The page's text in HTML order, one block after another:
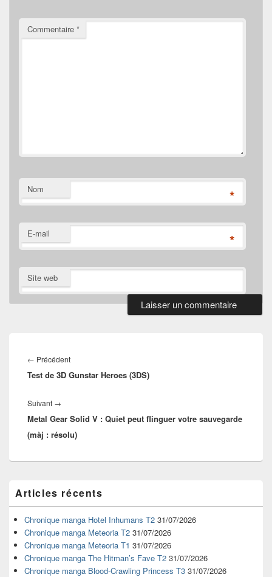
Commentaire *
Nom *
E-mail *
Site web
de
l’article
← PrécédentArticle
précédent :
Test de 3D Gunstar Heroes (3DS)
Suivant →
suivant :
Metal Gear Solid V : Quiet peut flinguer votre sauvegarde
(màj : résolu)
principale
de
widget
pour
barre
latérale
Articles récents
Chronique manga Hotel Inhumans T2 31/07/2026
Chronique manga Meteoria T2 31/07/2026
Chronique manga Meteoria T1 31/07/2026
Chronique manga The Hitman’s Fave T2 31/07/2026
Chronique manga Blood-Crawling Princess T3 31/07/2026